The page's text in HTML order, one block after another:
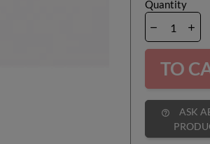
Quantity
TO
help_outline